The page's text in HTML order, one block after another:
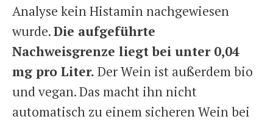
Analyse kein Histamin nachgewiesen
wurde.Die aufgeführte
Nachweisgrenze liegt bei unter 0,04
mg pro Liter. Der Wein ist außerdem bio
und vegan. Das macht ihn nicht
automatisch zu einem sicheren Wein bei